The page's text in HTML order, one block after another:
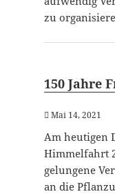
zu
150 Jahre
Mai 14, 2021
Am heutigen
Himmelfahrt
gelungene
an die